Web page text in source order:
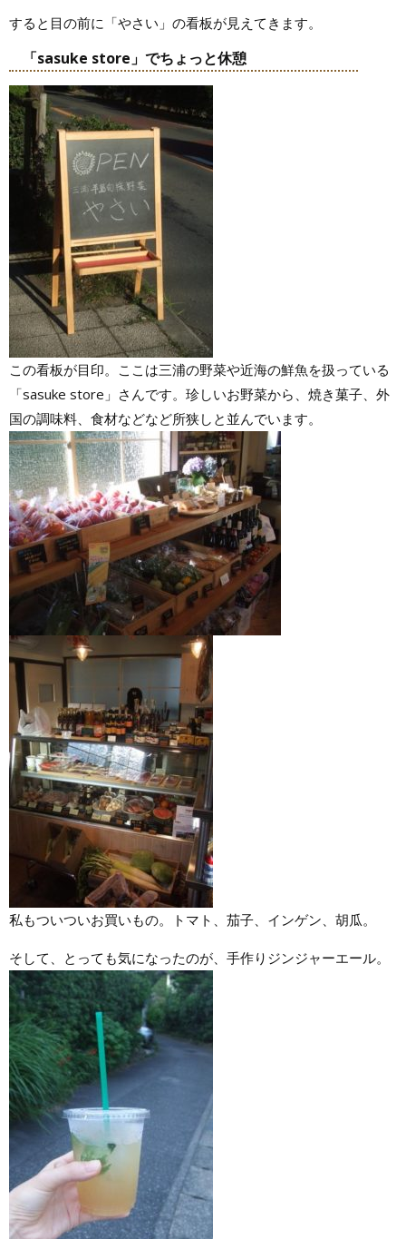
すると目の前に「やさい」の看板が見えてきます。
「sasuke store」でちょっと休憩
この看板が目印。ここは三浦の野菜や近海の鮮魚を扱っている
「sasuke store」さんです。珍しいお野菜から、焼き菓子、外
国の調味料、食材などなど所狭しと並んでいます。
私もついついお買いもの。トマト、茄子、インゲン、胡瓜。
そして、とっても気になったのが、手作りジンジャーエール。